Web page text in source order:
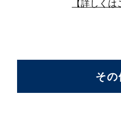
【詳しくは
その